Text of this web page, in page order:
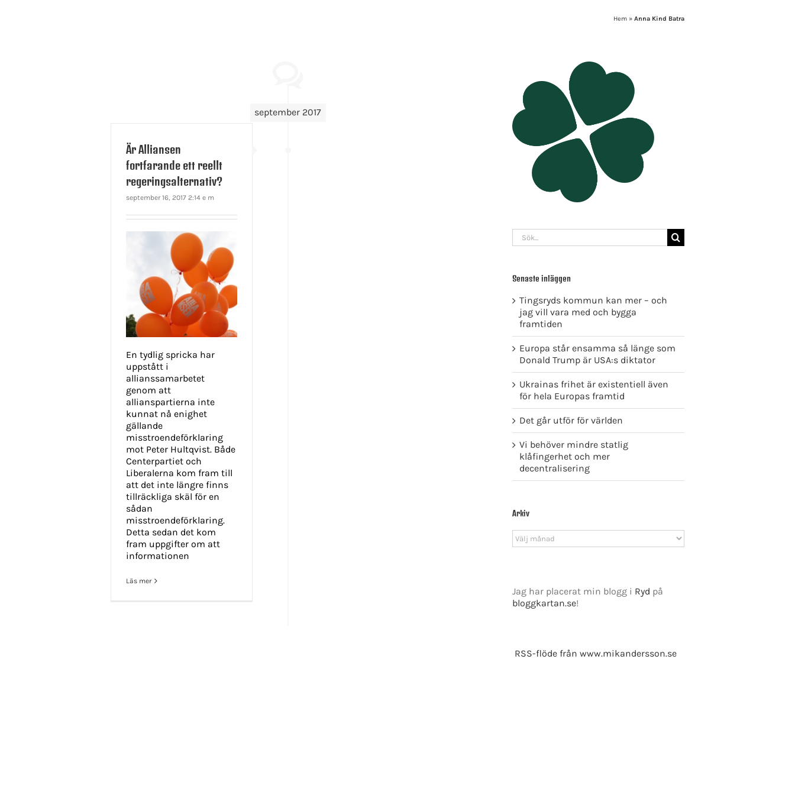
Hem » Anna Kind Batra
september 2017
Är Alliansen
fortfarande ett reellt
regeringsalternativ?
september 16, 2017 2:14 e m
En tydlig spricka har
uppstått i
allianssamarbetet
genom att
allianspartierna inte
kunnat nå enighet
gällande
misstroendeförklaring
mot Peter Hultqvist. Både
Centerpartiet och
Liberalerna kom fram till
att det inte längre finns
tillräckliga skäl för en
sådan
misstroendeförklaring.
Detta sedan det kom
fram uppgifter om att
informationen
Läs mer
Sök
efter:
Senaste inläggen
Tingsryds kommun kan mer – och
jag vill vara med och bygga
framtiden
Europa står ensamma så länge som
Donald Trump är USA:s diktator
Ukrainas frihet är existentiell även
för hela Europas framtid
Det går utför för världen
Vi behöver mindre statlig
klåfingerhet och mer
decentralisering
Arkiv
Arkiv
Jag har placerat min blogg i Ryd på
bloggkartan.se!
RSS-flöde från www.mikandersson.se
KONTAKT INFO
Mikael Andersson
Web:www.mikandersson.se